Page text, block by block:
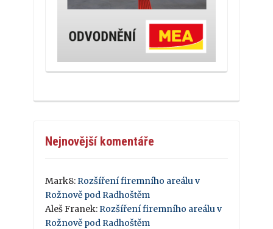
Nejnovější komentáře
Mark8: Rozšíření firemního areálu v
Rožnově pod Radhoštěm
Aleš Franek: Rozšíření firemního areálu v
Rožnově pod Radhoštěm